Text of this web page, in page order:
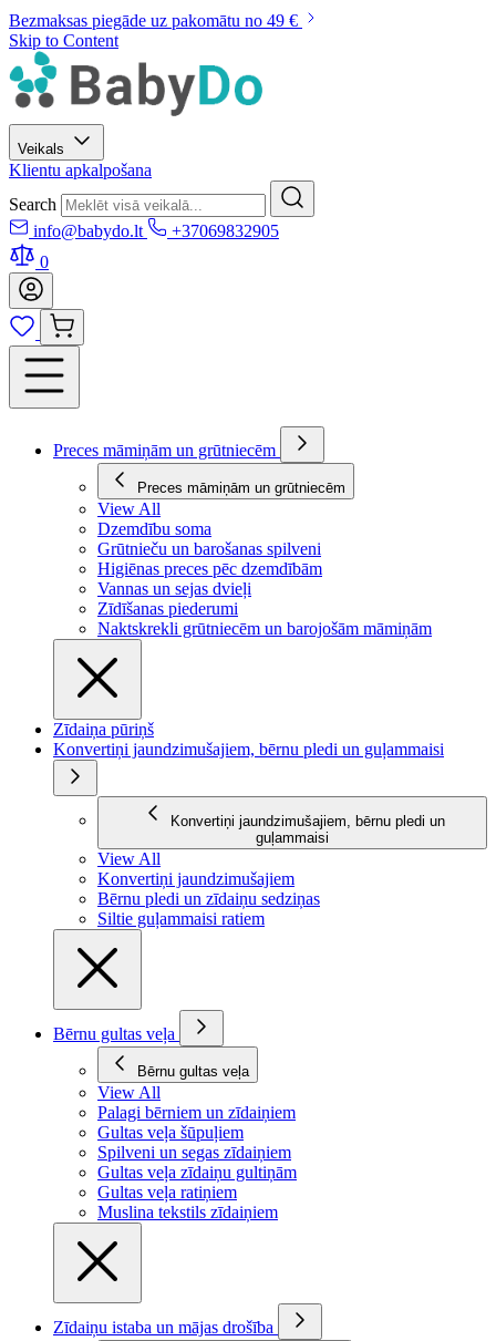
Bezmaksas piegāde uz pakomātu no 49 €
Skip to Content
Veikals
Klientu apkalpošana
Search
info@babydo.lt
+37069832905
0
Preces māmiņām un grūtniecēm
Preces māmiņām un grūtniecēm
View All
Dzemdību soma
Grūtnieču un barošanas spilveni
Higiēnas preces pēc dzemdībām
Vannas un sejas dvieļi
Zīdīšanas piederumi
Naktskrekli grūtniecēm un barojošām māmiņām
Zīdaiņa pūriņš
Konvertiņi jaundzimušajiem, bērnu pledi un guļammaisi
Konvertiņi jaundzimušajiem, bērnu pledi un
guļammaisi
View All
Konvertiņi jaundzimušajiem
Bērnu pledi un zīdaiņu sedziņas
Siltie guļammaisi ratiem
Bērnu gultas veļa
Bērnu gultas veļa
View All
Palagi bērniem un zīdaiņiem
Gultas veļa šūpuļiem
Spilveni un segas zīdaiņiem
Gultas veļa zīdaiņu gultiņām
Gultas veļa ratiņiem
Muslina tekstils zīdaiņiem
Zīdaiņu istaba un mājas drošība